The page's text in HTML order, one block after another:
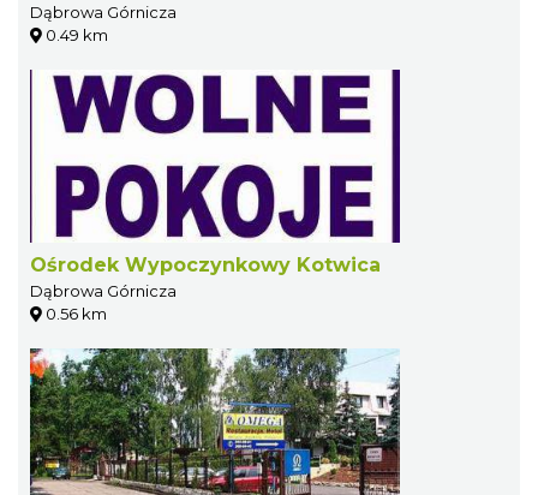
Dąbrowa Górnicza
0.49 km
Ośrodek Wypoczynkowy Kotwica
Dąbrowa Górnicza
0.56 km